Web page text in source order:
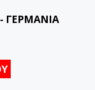
ΓΕΡΜΑΝΙΑ